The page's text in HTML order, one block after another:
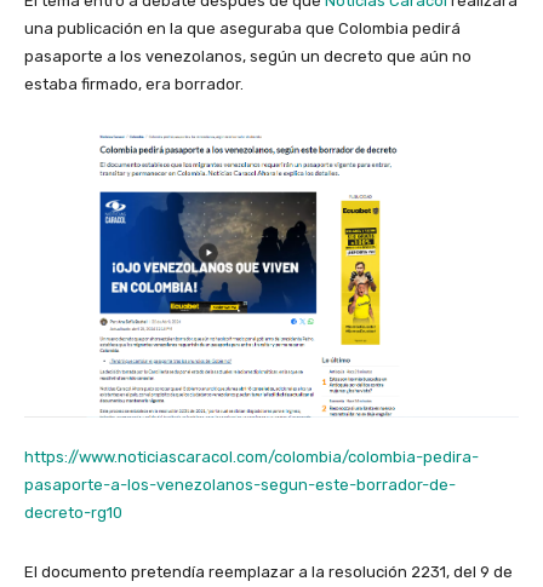
una publicación en la que aseguraba que Colombia pedirá
pasaporte a los venezolanos, según un decreto que aún no
estaba firmado, era borrador.
https://www.noticiascaracol.com/colombia/colombia-pedira-
pasaporte-a-los-venezolanos-segun-este-borrador-de-
decreto-rg10
El documento pretendía reemplazar a la resolución 2231, del 9 de